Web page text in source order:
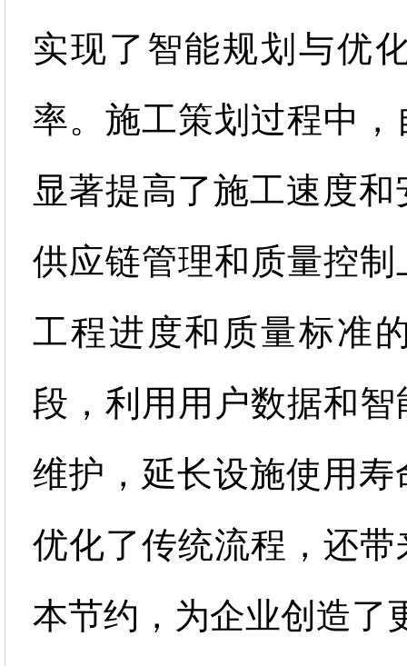
实现了智能规划与优
率。施工策划过程中
显著提高了施工速度
供应链管理和质量控
工程进度和质量标准
段，利用用户数据和
维护，延长设施使用
优化了传统流程，还
本节约，为企业创造了